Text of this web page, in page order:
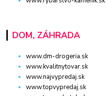
DOM, ZÁHRADA
www.dm-drogeria.sk
www.kvalitnytovar.sk
www.najvypredaj.sk
www.topvypredaj.sk